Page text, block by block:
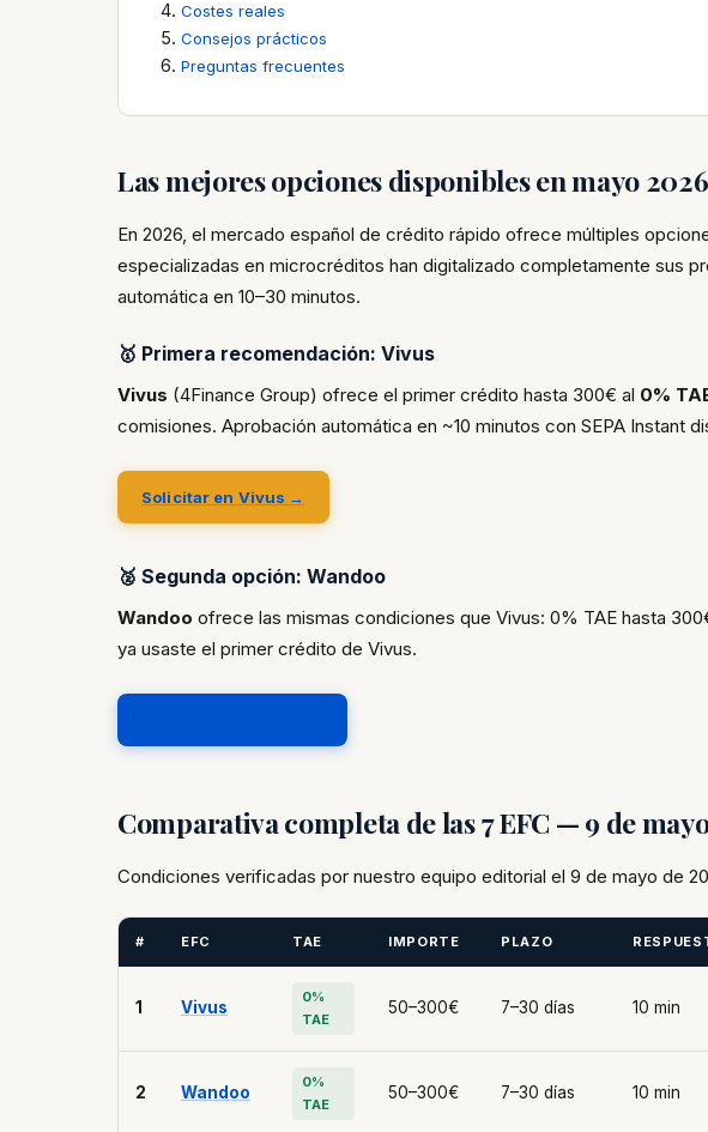
Costes reales
Consejos prácticos
Preguntas frecuentes
Las mejores opciones disponibles en mayo 2026
En 2026, el mercado español de crédito rápido ofrece múltiples
especializadas en microcréditos han digitalizado completamente sus
automática en 10–30 minutos.
🥇 Primera recomendación: Vivus
Vivus (4Finance Group) ofrece el primer crédito hasta 300€ al 0%
comisiones. Aprobación automática en ~10 minutos con SEPA Instant
Solicitar en Vivus →
🥈 Segunda opción: Wandoo
Wandoo ofrece las mismas condiciones que Vivus: 0% TAE hasta
ya usaste el primer crédito de Vivus.
Comparativa completa de las 7 EFC — 9 de
Condiciones verificadas por nuestro equipo editorial el 9 de mayo de
# EFC TAE IMPORTE PLAZO
1 Vivus
0%
TAE
50–300€ 7–30 días 10 min
2 Wandoo
0%
TAE
50–300€ 7–30 días 10 min